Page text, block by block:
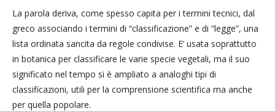
La parola deriva, come spesso capita per i termini tecnici, dal
greco associando i termini di “classificazione” e di “legge”, una
lista ordinata sancita da regole condivise. E’ usata soprattutto
in botanica per classificare le varie specie vegetali, ma il suo
significato nel tempo si è ampliato a analoghi tipi di
classificazioni, utili per la comprensione scientifica ma anche
per quella popolare.